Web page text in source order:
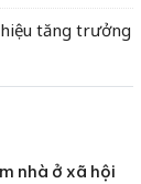
tăng trưởng
nhà ở xã hội